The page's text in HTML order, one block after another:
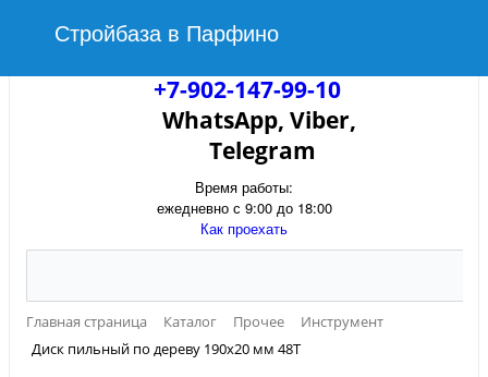
Стройбаза в Парфино
+7-902-147-99-10
WhatsApp, Viber,
Telegram
Время работы:
ежедневно с 9:00 до 18:00
Как проехать
Главная страница Каталог Прочее
Инструмент
Диск пильный по дереву 190х20 мм 48Т